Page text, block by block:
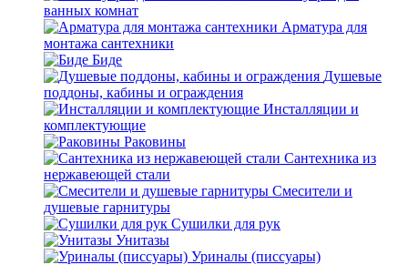
ванных комнат
Арматура для
монтажа сантехники
Биде
Душевые
поддоны, кабины и ограждения
Инсталляции и
комплектующие
Раковины
Сантехника из
нержавеющей стали
Смесители и
душевые гарнитуры
Сушилки для рук
Унитазы
Уриналы (писсуары)